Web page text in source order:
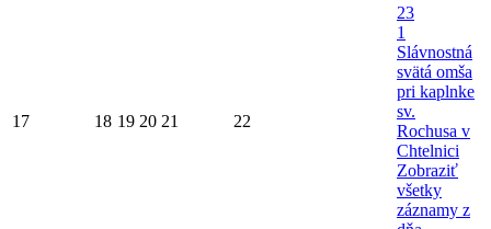
17 18 19 20 21 22
23
1
Slávnostná
svätá omša
pri kaplnke
sv.
Rochusa v
Chtelnici
Zobraziť
všetky
záznamy z